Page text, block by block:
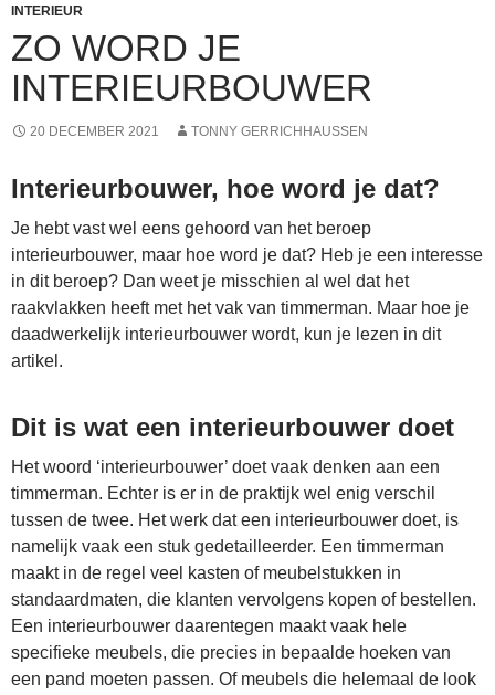
INTERIEUR
ZO WORD JE
INTERIEURBOUWER
20 DECEMBER 2021 TONNY GERRICHHAUSSEN
Interieurbouwer, hoe word je dat?
Je hebt vast wel eens gehoord van het beroep
interieurbouwer, maar hoe word je dat? Heb je een interesse
in dit beroep? Dan weet je misschien al wel dat het
raakvlakken heeft met het vak van timmerman. Maar hoe je
daadwerkelijk interieurbouwer wordt, kun je lezen in dit
artikel.
Dit is wat een interieurbouwer doet
Het woord ‘interieurbouwer’ doet vaak denken aan een
timmerman. Echter is er in de praktijk wel enig verschil
tussen de twee. Het werk dat een interieurbouwer doet, is
namelijk vaak een stuk gedetailleerder. Een timmerman
maakt in de regel veel kasten of meubelstukken in
standaardmaten, die klanten vervolgens kopen of bestellen.
Een interieurbouwer daarentegen maakt vaak hele
specifieke meubels, die precies in bepaalde hoeken van
een pand moeten passen. Of meubels die helemaal de look